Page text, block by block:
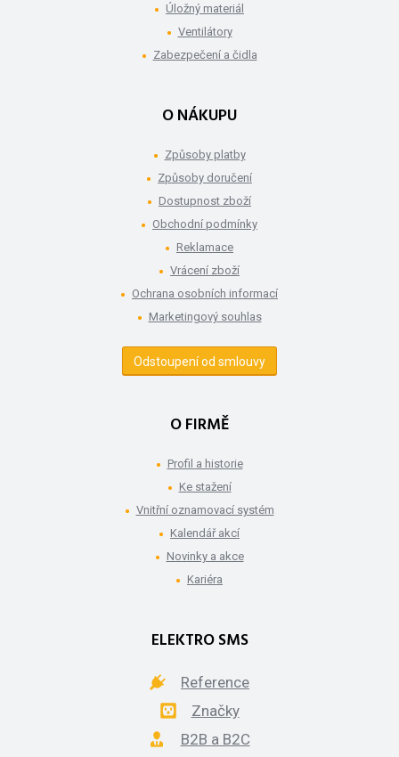
Úložný materiál
Ventilátory
Zabezpečení a čidla
O NÁKUPU
Způsoby platby
Způsoby doručení
Dostupnost zboží
Obchodní podmínky
Reklamace
Vrácení zboží
Ochrana osobních informací
Marketingový souhlas
Odstoupení od smlouvy
O FIRMĚ
Profil a historie
Ke stažení
Vnitřní oznamovací systém
Kalendář akcí
Novinky a akce
Kariéra
ELEKTRO SMS
Reference
Značky
B2B a B2C